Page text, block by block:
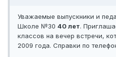
Уважаемые выпускники и
Школе №30 40 лет.
классов на вечер встречи,
2009 года. Справки по